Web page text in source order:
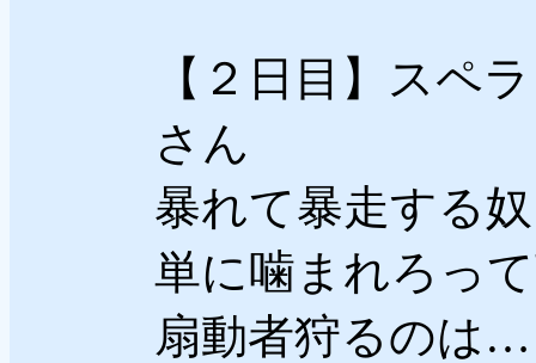
【２日目】スペ
さん
暴れて暴走する
単に噛まれろっ
扇動者狩るの